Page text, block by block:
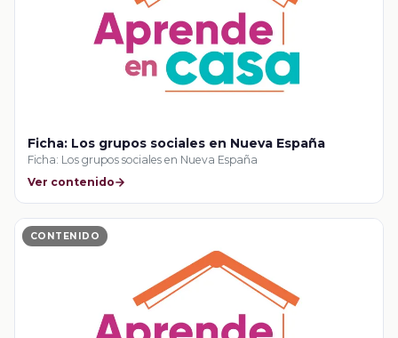
Ficha: Los grupos sociales en Nueva España
Ficha: Los grupos sociales en Nueva España
Ver contenido
CONTENIDO